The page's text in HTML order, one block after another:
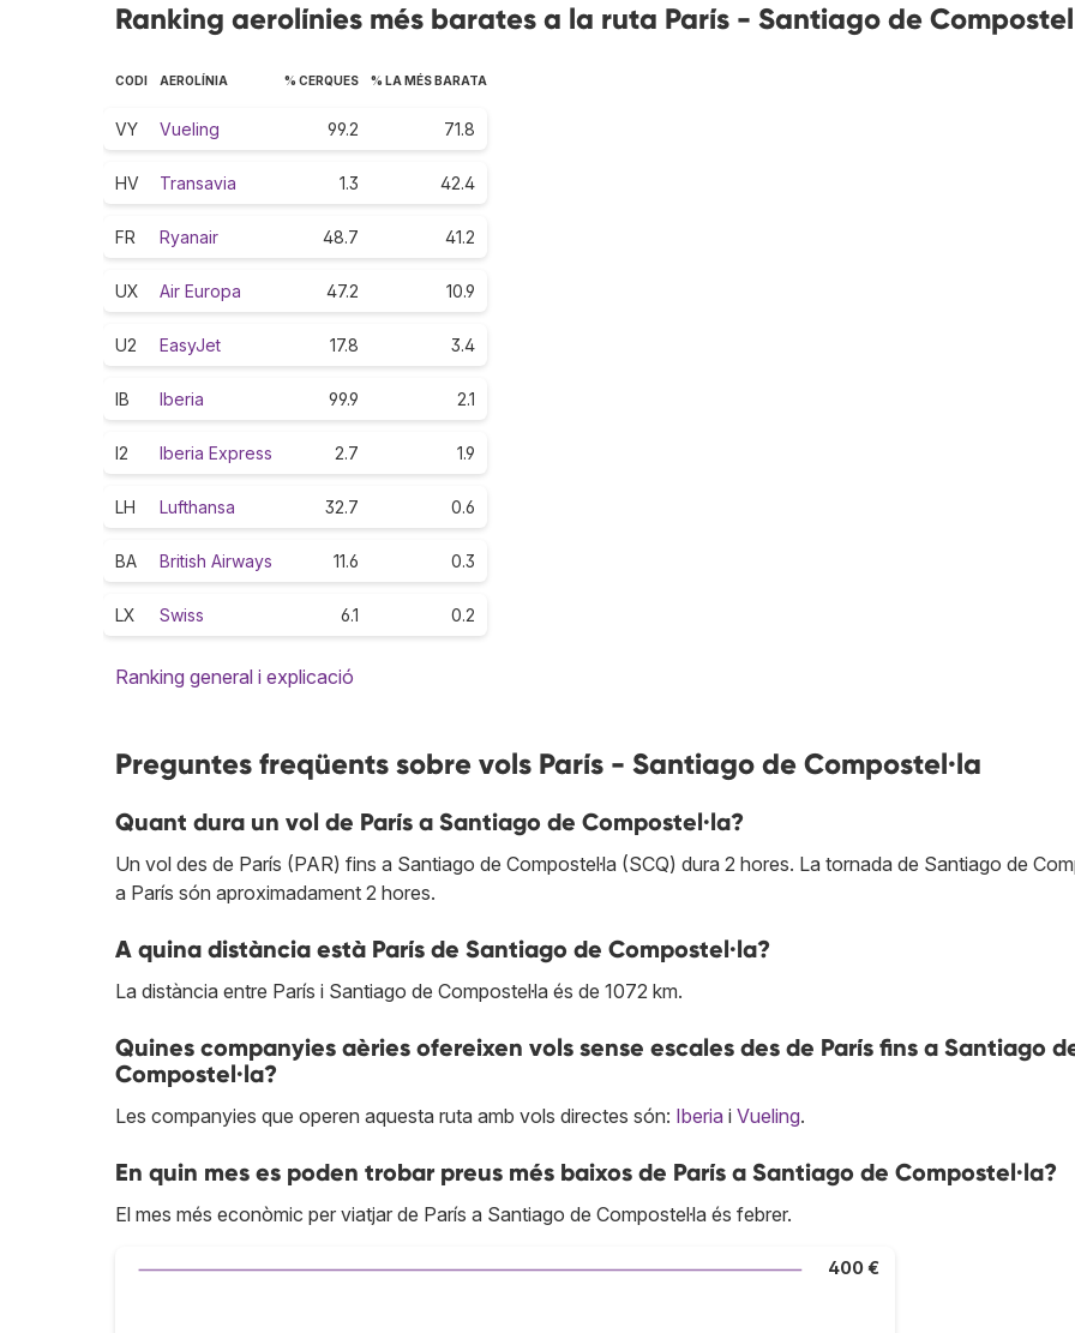
Ranking aerolínies més barates a la ruta París - Santiago de
CODI AEROLÍNIA % CERQUES % LA MÉS BARATA
VY Vueling 99.2 71.8
HV Transavia 1.3 42.4
FR Ryanair 48.7 41.2
UX Air Europa 47.2 10.9
U2 EasyJet 17.8 3.4
IB Iberia 99.9 2.1
I2 Iberia Express 2.7 1.9
LH Lufthansa 32.7 0.6
BA British Airways 11.6 0.3
LX Swiss 6.1 0.2
Ranking general i explicació
Preguntes freqüents sobre vols París - Santiago de Compostel·la
Quant dura un vol de París a Santiago de Compostel·la?
Un vol des de París (PAR) fins a Santiago de Compostel·la (SCQ) dura 2 hores. La tornada de Santiago de
a París són aproximadament 2 hores.
A quina distància està París de Santiago de Compostel·la?
La distància entre París i Santiago de Compostel·la és de 1072 km.
Quines companyies aèries ofereixen vols sense escales des de París fins a Santiago
Compostel·la?
Les companyies que operen aquesta ruta amb vols directes són: Iberia i Vueling.
En quin mes es poden trobar preus més baixos de París a Santiago de Compostel·la?
El mes més econòmic per viatjar de París a Santiago de Compostel·la és febrer.
400 €